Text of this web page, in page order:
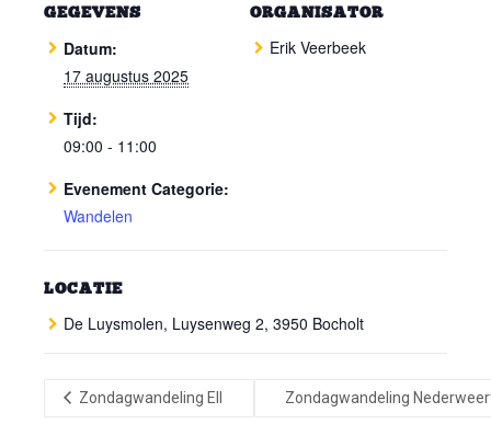
GEGEVENS
Datum:
17 augustus 2025
Tijd:
09:00 - 11:00
Evenement Categorie:
Wandelen
ORGANISATOR
Erik Veerbeek
LOCATIE
De Luysmolen, Luysenweg 2, 3950 Bocholt
Zondagwandeling Ell Zondagwandeling